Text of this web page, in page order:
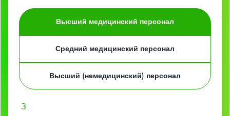
Высший медицинский персонал
Средний медицинский персонал
Высший (немедицинский) персонал
З